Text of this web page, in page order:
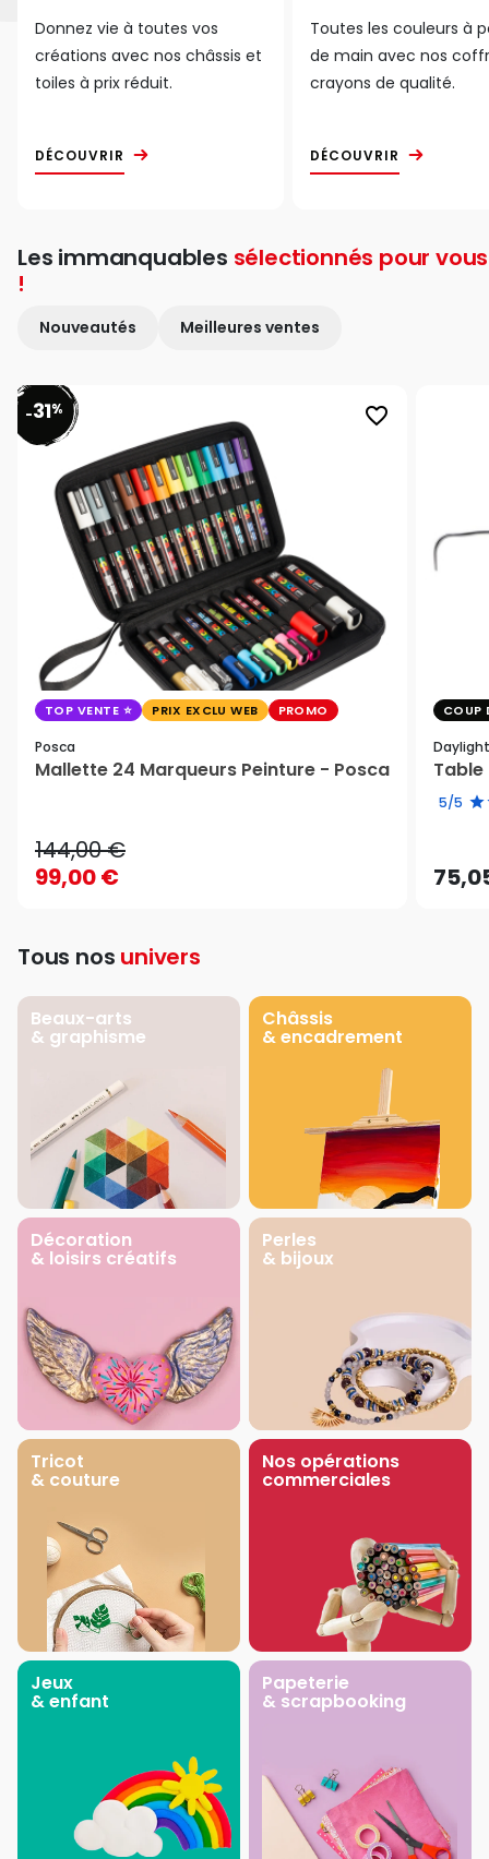
Donnez vie à toutes vos
créations avec nos châssis et
toiles à prix réduit.
DÉCOUVRIR
Toutes les couleurs à
de main avec nos
crayons de qualité.
DÉCOUVRIR
Les immanquables sélectionnés pour vous
!
Nouveautés Meilleures ventes
favorite_border
-31%
TOP VENTE PRIX EXCLU WEB PROMO
Posca
Mallette 24 Marqueurs Peinture - Posca
144,00 €
99,00 €
COUP
Daylight
Table
5/5
Tous nos univers
Beaux-arts
& graphisme
Châssis
& encadrement
Décoration
& loisirs créatifs
Perles
& bijoux
Tricot
& couture
Nos opérations
commerciales
Jeux
& enfant
Papeterie
& scrapbooking